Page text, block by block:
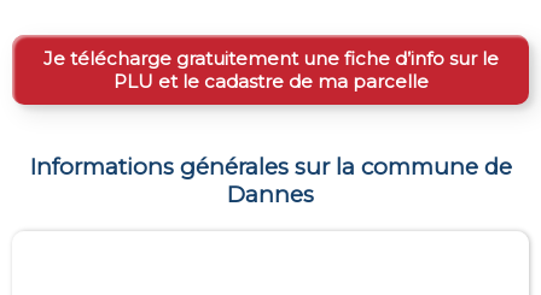
Je télécharge gratuitement une fiche d’info sur le
PLU et le cadastre de ma parcelle
Informations générales sur la commune de
Dannes